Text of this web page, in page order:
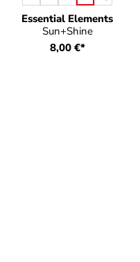
Essential Elements
Sun+Shine
8,00 €*